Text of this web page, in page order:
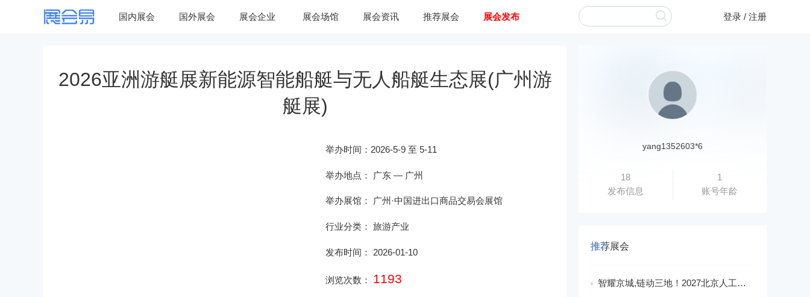
国内展会 国外展会 展会企业 展会场馆 展会资讯 推荐展会 展会发布 登录 / 注册
2026亚洲游艇展新能源智能船艇与无人船艇生态展(广州游
艇展)
举办时间： 2026-5-9 至 5-11
举办地点： 广东— 广州
举办展馆： 广州·中国进出口商品交易会展馆
行业分类： 旅游产业
发布时间： 2026-01-10
浏览次数： 1193
yang1352603*6
18
发布信息
1
账号年龄
推荐展会
智耀京城,链动三地！2027北京人工智能展构筑AI发展新生态